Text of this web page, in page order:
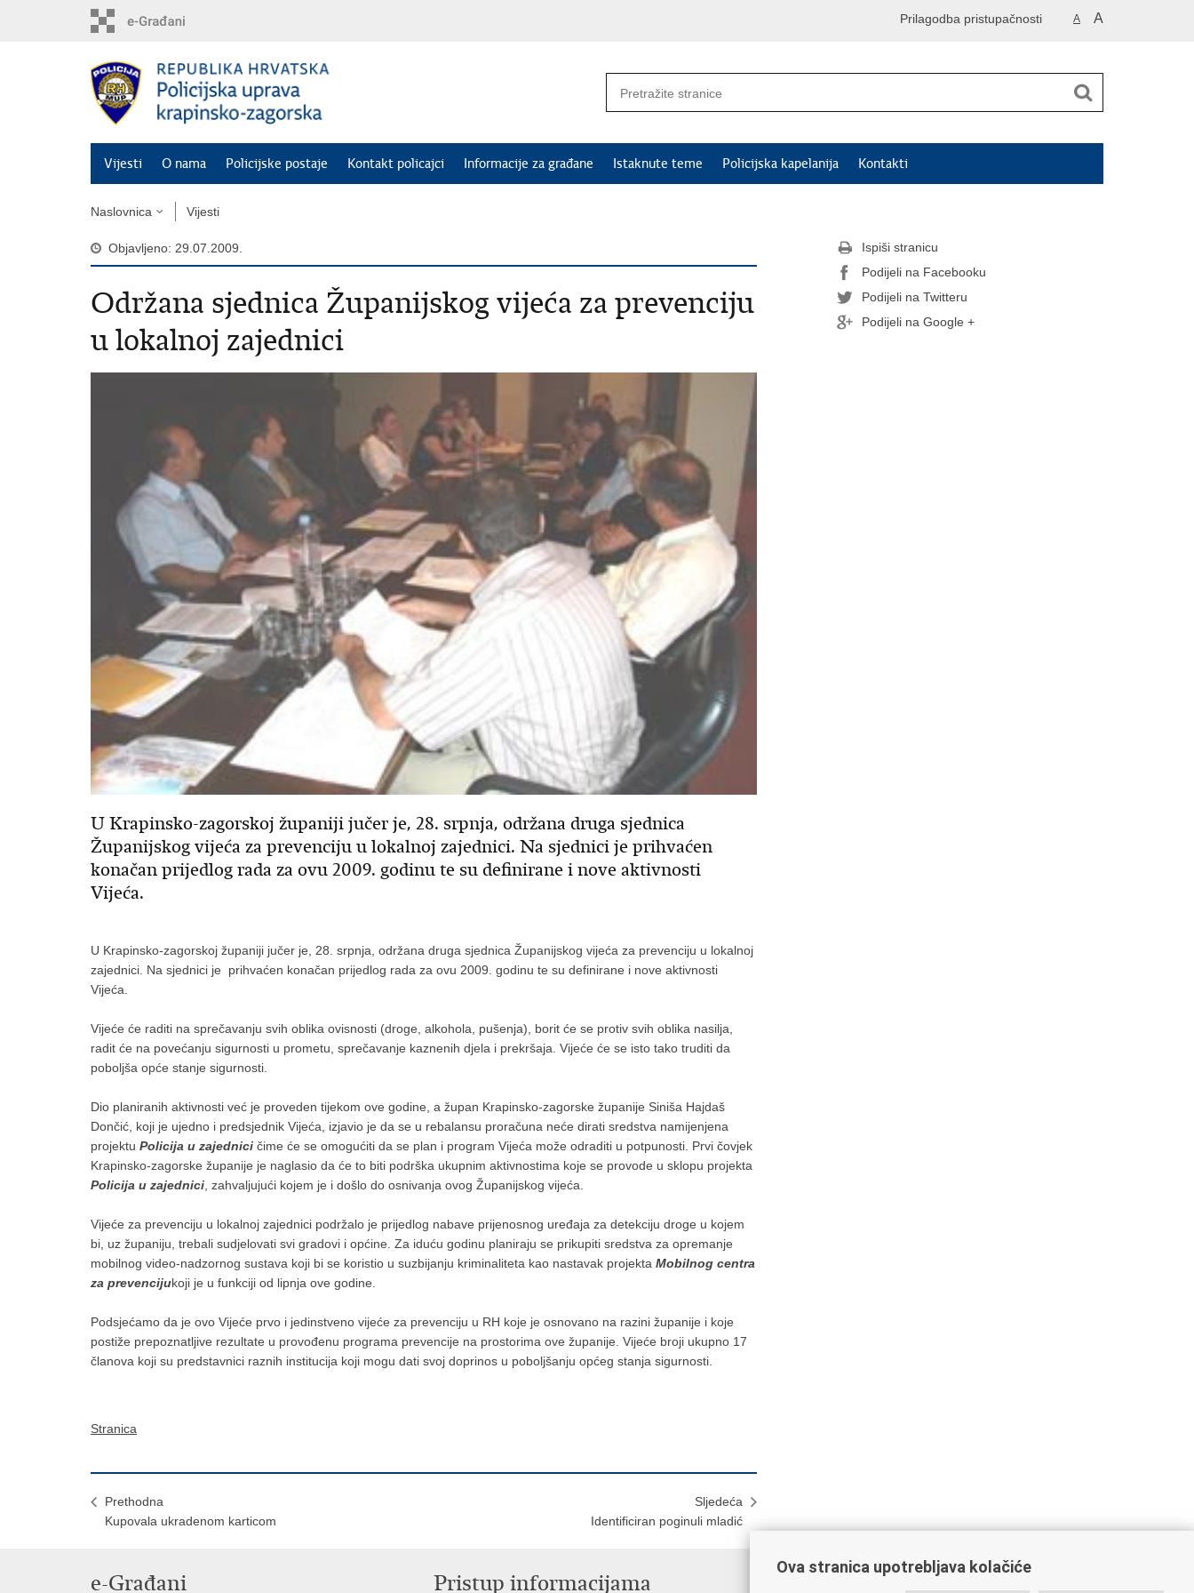
A A
Prilagodba pristupačnosti
Vijesti O nama Policijske postaje Kontakt policajci Informacije za građane Istaknute teme Policijska kapelanija Kontakti
Naslovnica Vijesti
Objavljeno: 29.07.2009.
Održana sjednica Županijskog vijeća za prevenciju
u lokalnoj zajednici
U Krapinsko-zagorskoj županiji jučer je, 28. srpnja, održana druga sjednica
Županijskog vijeća za prevenciju u lokalnoj zajednici. Na sjednici je prihvaćen
konačan prijedlog rada za ovu 2009. godinu te su definirane i nove aktivnosti
Vijeća.
U Krapinsko-zagorskoj županiji jučer je, 28. srpnja, održana druga sjednica Županijskog vijeća za prevenciju u lokalnoj
zajednici. Na sjednici je prihvaćen konačan prijedlog rada za ovu 2009. godinu te su definirane i nove aktivnosti
Vijeća.
Vijeće će raditi na sprečavanju svih oblika ovisnosti (droge, alkohola, pušenja), borit će se protiv svih oblika nasilja,
radit će na povećanju sigurnosti u prometu, sprečavanje kaznenih djela i prekršaja. Vijeće će se isto tako truditi da
poboljša opće stanje sigurnosti.
Dio planiranih aktivnosti već je proveden tijekom ove godine, a župan Krapinsko-zagorske županije Siniša Hajdaš
Dončić, koji je ujedno i predsjednik Vijeća, izjavio je da se u rebalansu proračuna neće dirati sredstva namijenjena
projektu Policija u zajednici čime će se omogućiti da se plan i program Vijeća može odraditi u potpunosti. Prvi čovjek
Krapinsko-zagorske županije je naglasio da će to biti podrška ukupnim aktivnostima koje se provode u sklopu projekta
Policija u zajednici , zahvaljujući kojem je i došlo do osnivanja ovog Županijskog vijeća.
Vijeće za prevenciju u lokalnoj zajednici podržalo je prijedlog nabave prijenosnog uređaja za detekciju droge u kojem
bi, uz županiju, trebali sudjelovati svi gradovi i općine. Za iduću godinu planiraju se prikupiti sredstva za opremanje
mobilnog video-nadzornog sustava koji bi se koristio u suzbijanju kriminaliteta kao nastavak projekta Mobilnog centra
za prevencijukoji je u funkciji od lipnja ove godine.
Podsjećamo da je ovo Vijeće prvo i jedinstveno vijeće za prevenciju u RH koje je osnovano na razini županije i koje
postiže prepoznatljive rezultate u provođenu programa prevencije na prostorima ove županije. Vijeće broji ukupno 17
članova koji su predstavnici raznih institucija koji mogu dati svoj doprinos u poboljšanju općeg stanja sigurnosti.
Stranica
Prethodna
Kupovala ukradenom karticom
Sljedeća
Identificiran poginuli mladić
Ispiši stranicu
Podijeli na Facebooku
Podijeli na Twitteru
Podijeli na Google +
e-Građani Pristup informacijama Važne poveznice
Ova stranica upotrebljava kolačiće